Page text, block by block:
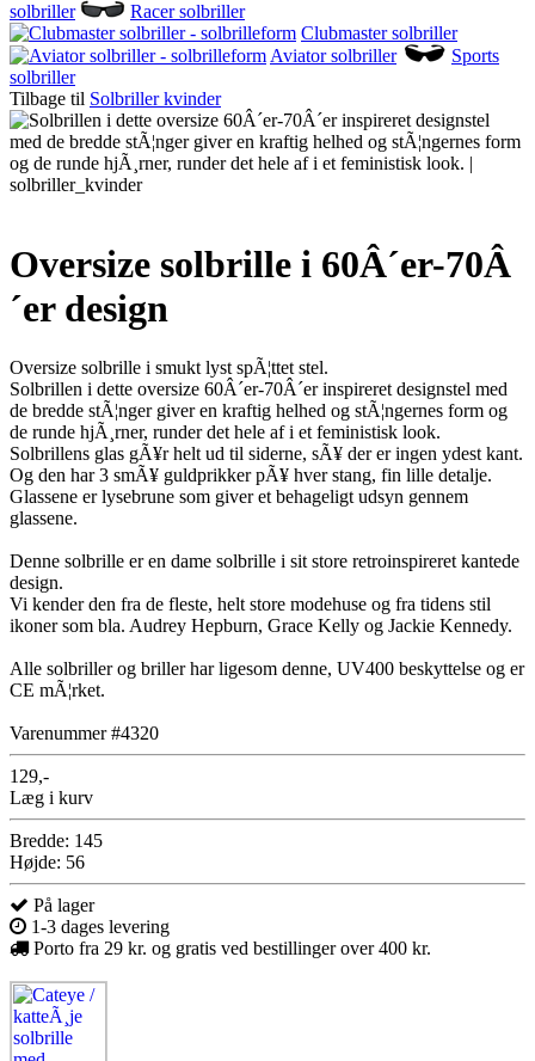
solbriller
Racer solbriller
Clubmaster solbriller
Aviator solbriller
Sports
solbriller
Tilbage til Solbriller kvinder
Oversize solbrille i 60Â´er-70Â
´er design
Oversize solbrille i smukt lyst spÃ¦ttet stel.
Solbrillen i dette oversize 60Â´er-70Â´er inspireret designstel med
de bredde stÃ¦nger giver en kraftig helhed og stÃ¦ngernes form og
de runde hjÃ¸rner, runder det hele af i et feministisk look.
Solbrillens glas gÃ¥r helt ud til siderne, sÃ¥ der er ingen ydest kant.
Og den har 3 smÃ¥ guldprikker pÃ¥ hver stang, fin lille detalje.
Glassene er lysebrune som giver et behageligt udsyn gennem
glassene.
Denne solbrille er en dame solbrille i sit store retroinspireret kantede
design.
Vi kender den fra de fleste, helt store modehuse og fra tidens stil
ikoner som bla. Audrey Hepburn, Grace Kelly og Jackie Kennedy.
Alle solbriller og briller har ligesom denne, UV400 beskyttelse og er
CE mÃ¦rket.
Varenummer #4320
129,-
Læg i kurv
Bredde: 145
Højde: 56
På lager
1-3 dages levering
Porto fra 29 kr. og gratis ved bestillinger over 400 kr.